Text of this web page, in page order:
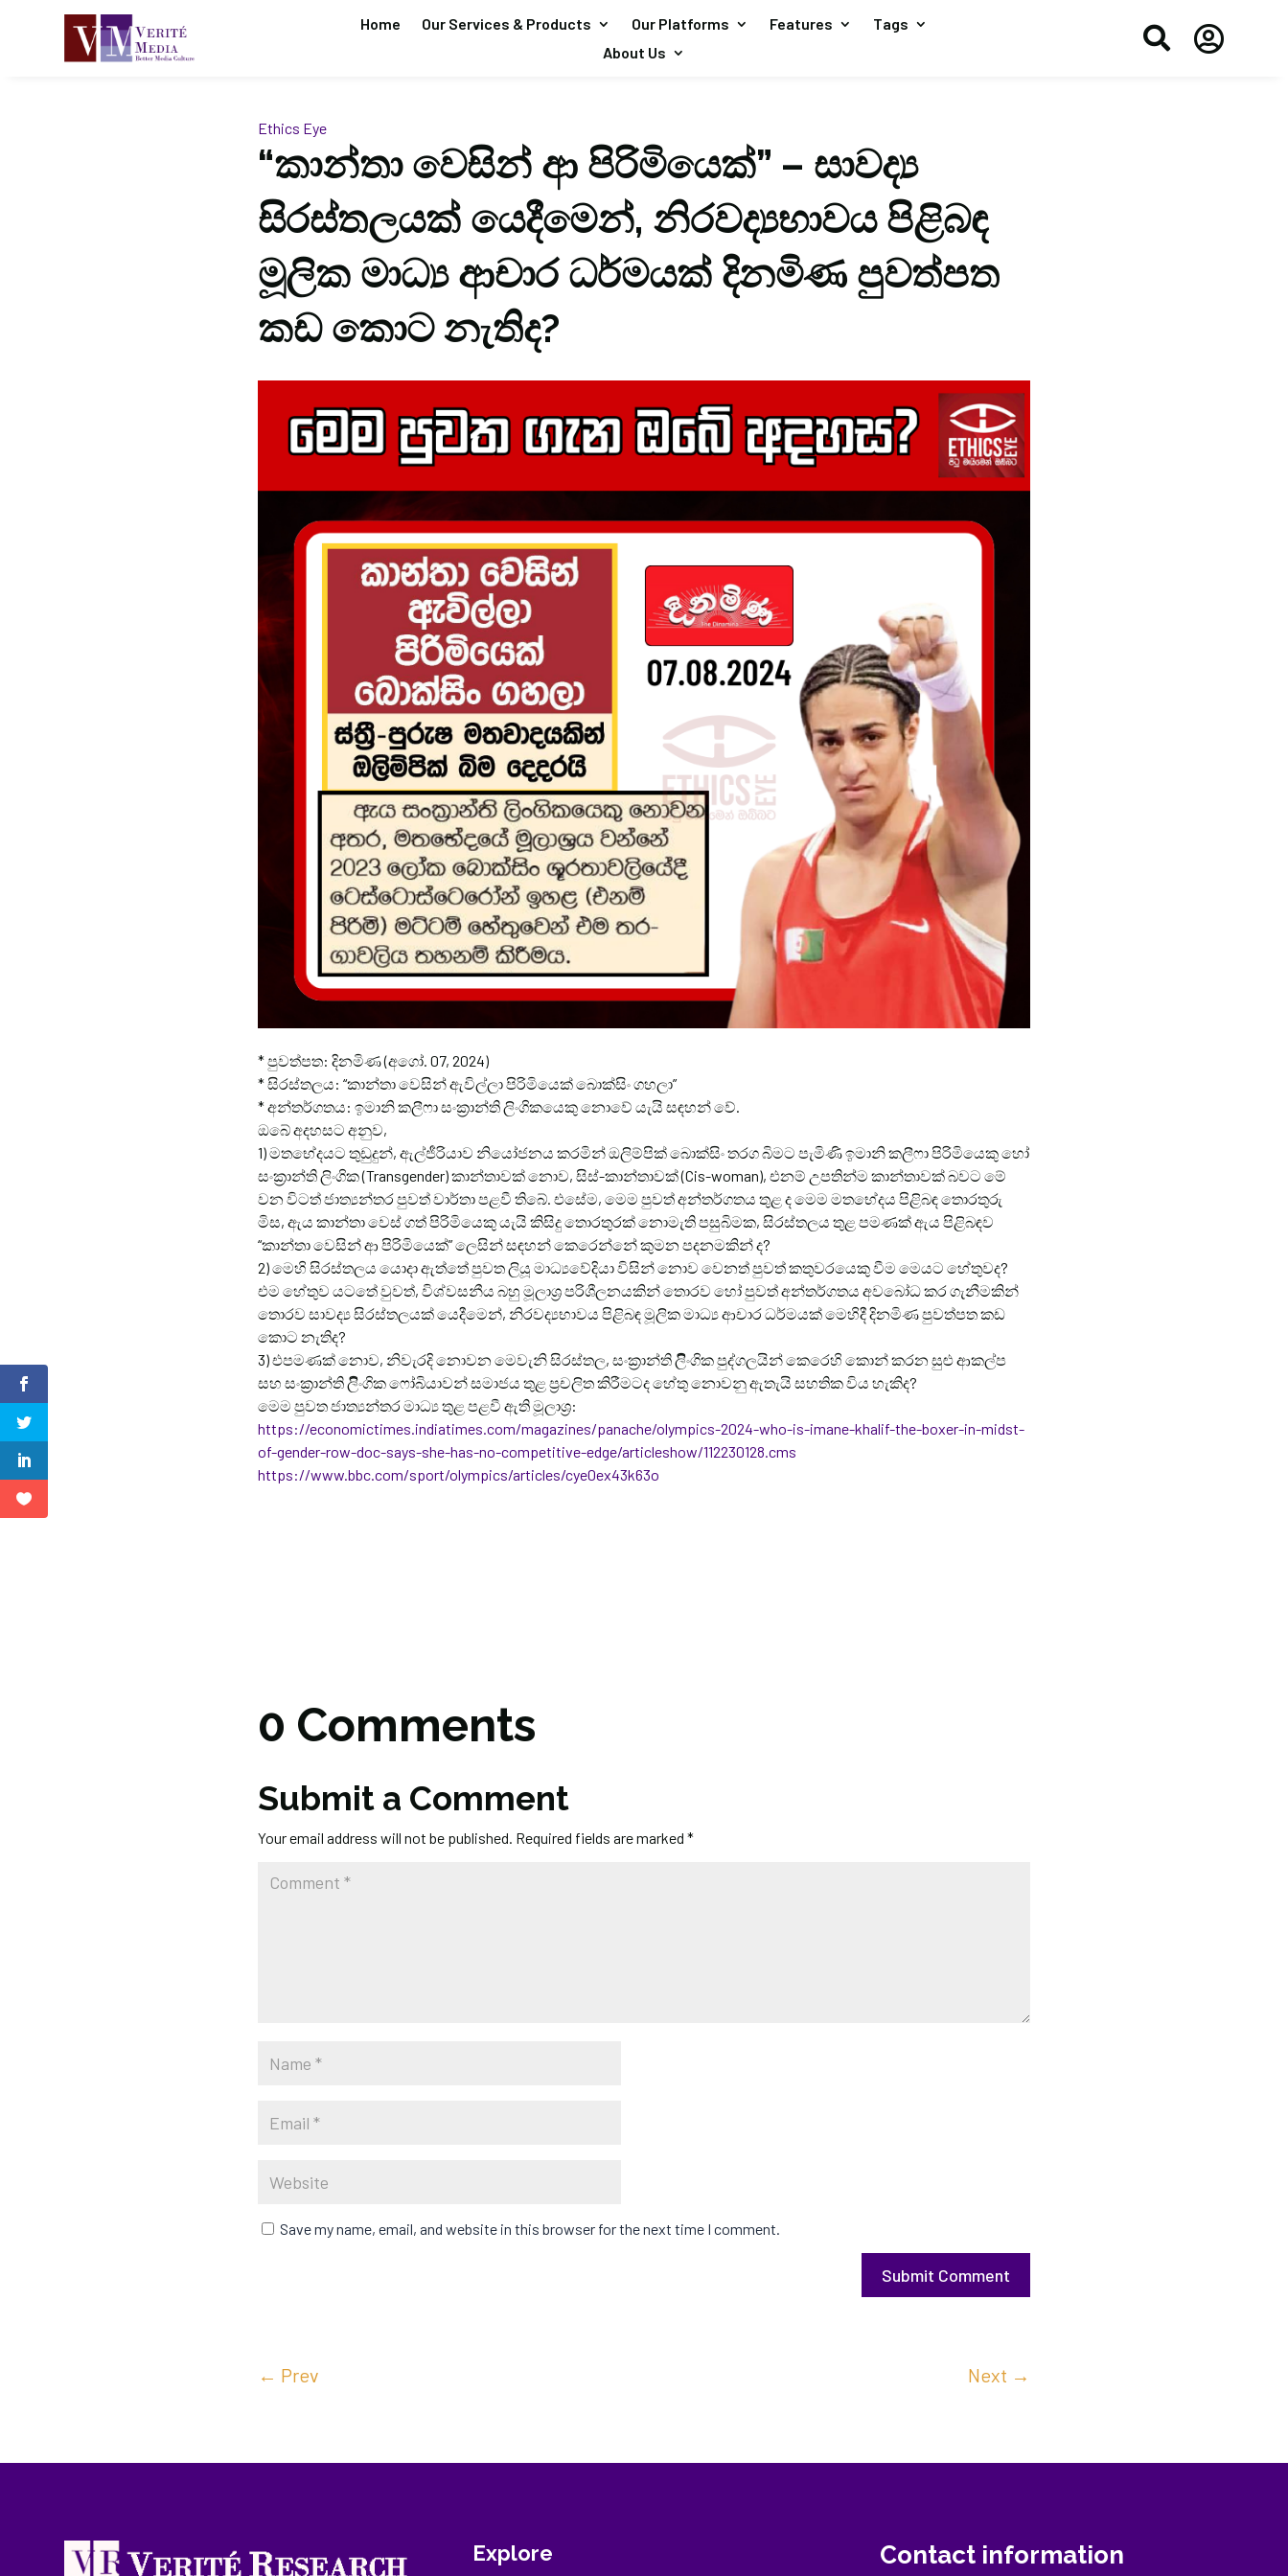
Home Our Services & Products Our Platforms Features
Tags
About Us
 
Ethics Eye
“කාන්තා වෙසින් ආ පිරිමියෙක්” – සාවද්‍ය
සිරස්තලයක් යෙදීමෙන්, නිරවද්‍යභාවය පිළිබඳ
මූලික මාධ්‍ය ආචාර ධර්මයක් දිනමිණ පුවත්පත
කඩ කොට නැතිද?
* පුවත්පත: දිනමිණ (අගෝ. 07, 2024)
* සිරස්තලය: “කාන්තා වෙසින් ඇවිල්ලා පිරිමියෙක් බොක්සිං ගහලා”
* අන්තර්ගතය: ඉමානි කලීෆා සංක්රාන්ති ලිංගිකයෙකු නොවේ යැයි සඳහන් වේ.
ඔබේඅදහසට අනුව,
1) මතභේදයට තුඩුදුන්, ඇල්ජීරියාව නියෝජනය කරමින් ඔලිම්පික් බොක්සිං තරග බිමට පැමිණි ඉමානි කලීෆා පිරිමියෙකු හෝ
සංක්රාන්ති ලිංගික (Transgender) කාන්තාවක් නොව, සිස්-කාන්තාවක් (Cis-woman), එනම් උපතින්ම කාන්තාවක් බවට මේ
වන විටත් ජාත්යන්තර පුවත් වාර්තා පළවී තිබේ. එසේම, මෙම පුවත් අන්තර්ගතය තුළ ද මෙම මතභේදය පිළිබඳ තොරතුරු
මිස, ඇය කාන්තා වෙස් ගත් පිරිමියෙකු යැයි කිසිදු තොරතුරක් නොමැති පසුබිමක, සිරස්තලය තුළ පමණක් ඇය පිළිබඳව
“කාන්තා වෙසින් ආ පිරිමියෙක්” ලෙසින් සඳහන් කෙරෙන්නේ කුමන පදනමකින් ද?
2) මෙහි සිරස්තලය යොදා ඇත්තේ පුවත ලියූ මාධ්යවේදියා විසින් නොව වෙනත් පුවත් කතුවරයෙකු වීම මෙයට හේතුවද?
එම හේතුව යටතේ වුවත්, විශ්වසනීය බහු මූලාශ්ර පරිශීලනයකින් තොරව හෝ පුවත් අන්තර්ගතය අවබෝධ කර ගැනීමකින්
තොරව සාවද්ය සිරස්තලයක් යෙදීමෙන්, නිරවද්යභාවය පිළිබඳ මූලික මාධ්ය ආචාර ධර්මයක් මෙහිදී දිනමිණ පුවත්පත කඩ
කොට නැතිද?
3) එපමණක් නොව, නිවැරදි නොවන මෙවැනි සිරස්තල, සංක්රාන්ති ලිිංගික පුද්ගලයින් කෙරෙහි කොන් කරන සුළු ආකල්ප
සහ සංක්රාන්ති ලිිංගික ෆෝබියාවන් සමාජය තුළ ප්රචලිත කිරීමටද හේතු නොවනු ඇතැයි සහතික විය හැකිද?
මෙම පුවත ජාත්යන්තර මාධ්ය තුළ පළවී ඇති මූලාශ්ර:
https://economictimes.indiatimes.com/magazines/panache/olympics-2024-who-is-imane-khalif-the-boxer-in-midst-
of-gender-row-doc-says-she-has-no-competitive-edge/articleshow/112230128.cms
https://www.bbc.com/sport/olympics/articles/cye0ex43k63o
0 Comments
Submit a Comment
Your email address will not be published. Required fields are marked *
Save my name, email, and website in this browser for the next time I comment.
Submit Comment
← Prev Next →
Explore Contact information